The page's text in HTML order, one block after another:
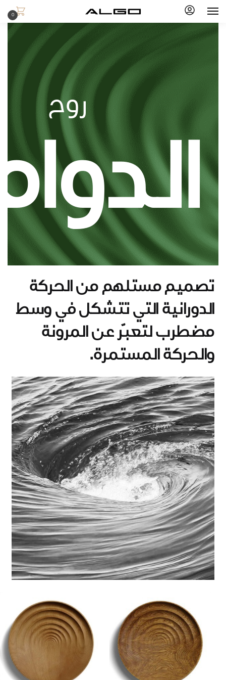
0
روح
تصميم مستلهم من الحركة
الدورانية التي تتشكل في وسط
مضطرب لتعبّر عن المرونة
والحركة المستمرة.